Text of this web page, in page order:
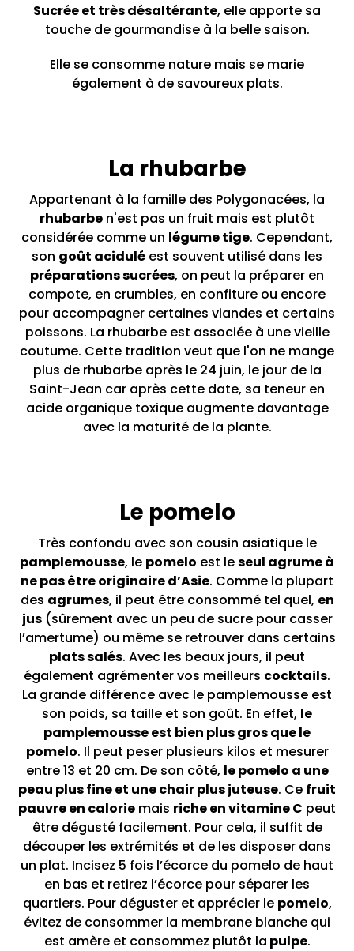
Sucrée et très désaltérante, elle apporte sa
touche de gourmandise à la belle saison.
Elle se consomme nature mais se marie
également à de savoureux plats.
La rhubarbe
Appartenant à la famille des Polygonacées, la
rhubarbe n'est pas un fruit mais est plutôt
considérée comme un légume tige. Cependant,
son goût acidulé est souvent utilisé dans les
préparations sucrées, on peut la préparer en
compote, en crumbles, en confiture ou encore
pour accompagner certaines viandes et certains
poissons. La rhubarbe est associée à une vieille
coutume. Cette tradition veut que l'on ne mange
plus de rhubarbe après le 24 juin, le jour de la
Saint-Jean car après cette date, sa teneur en
acide organique toxique augmente davantage
avec la maturité de la plante.
Le pomelo
Très confondu avec son cousin asiatique le
pamplemousse, le pomelo est leseul agrume à
ne pas être originaire d’Asie. Comme la plupart
des agrumes, il peut être consommé tel quel, en
jus(sûrement avec un peu de sucre pour casser
l’amertume) ou même se retrouver dans certains
plats salés. Avec les beaux jours, il peut
également agrémenter vos meilleurs cocktails.
La grande différence avec le pamplemousse est
son poids, sa taille et son goût. En effet, le
pamplemousse est bien plus gros que le
pomelo. Il peut peser plusieurs kilos et mesurer
entre 13 et 20 cm. De son côté, le pomelo a une
peau plus fine et une chair plus juteuse. Ce fruit
pauvre en calorie mais riche en vitamine C peut
être dégusté facilement. Pour cela, il suffit de
découper les extrémités et de les disposer dans
un plat. Incisez 5 fois l’écorce du pomelo de haut
en bas et retirez l’écorce pour séparer les
quartiers. Pour déguster et apprécier le pomelo,
évitez de consommer la membrane blanche qui
est amère et consommez plutôt la pulpe.